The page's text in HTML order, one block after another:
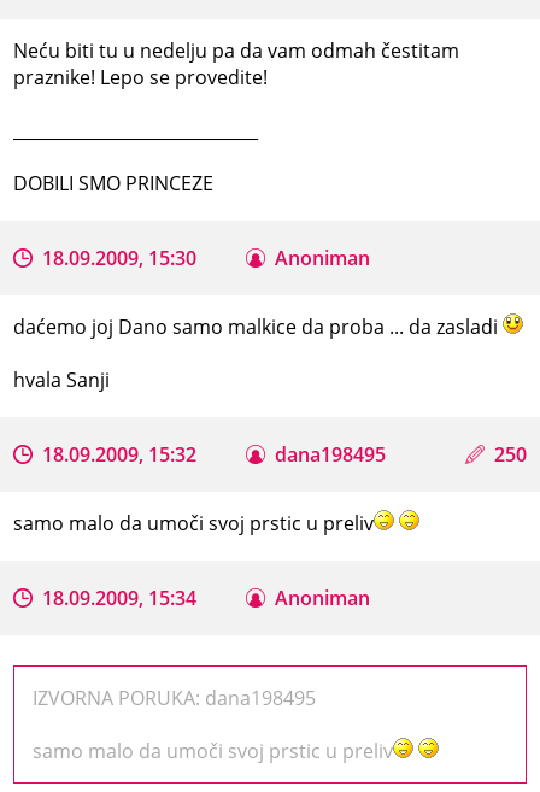
Neću biti tu u nedelju pa da vam odmah čestitam
praznike! Lepo se provedite!
DOBILI SMO PRINCEZE
18.09.2009, 15:30 Anoniman
daćemo joj Dano samo malkice da proba ... da zasladi
hvala Sanji
18.09.2009, 15:32 dana198495 250
samo malo da umoči svoj prstic u preliv
18.09.2009, 15:34 Anoniman
IZVORNA PORUKA: dana198495
samo malo da umoči svoj prstic u preliv